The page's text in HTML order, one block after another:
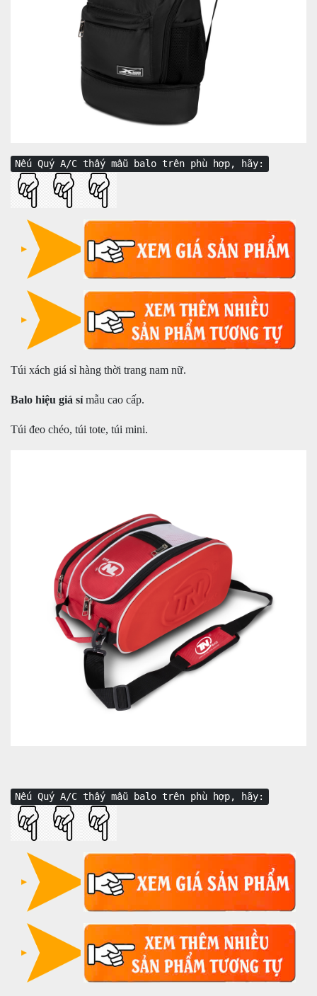
Nếu Quý A/C thấy mẫu balo trên phù hợp, hãy:
Túi xách giá sỉ hàng thời trang nam nữ.
Balo hiệu giá sỉ mẫu cao cấp.
Túi đeo chéo, túi tote, túi mini.
Nếu Quý A/C thấy mẫu balo trên phù hợp, hãy: